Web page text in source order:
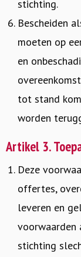
stichting.
Bescheiden
moeten op
en
tot stand
worden
Artikel 3.
Deze
offertes,
leveren en
voorwaarden
stichting